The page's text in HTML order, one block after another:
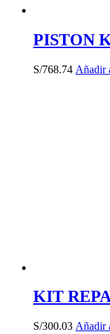
PISTON
S/768.74 Añadir
KIT
S/300.03 Añadir